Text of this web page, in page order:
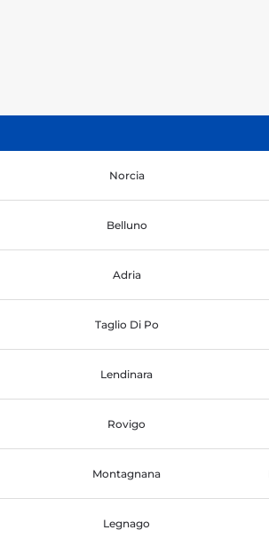
Norcia
Belluno
Adria
Taglio Di Po
Lendinara
Rovigo
Montagnana
Legnago